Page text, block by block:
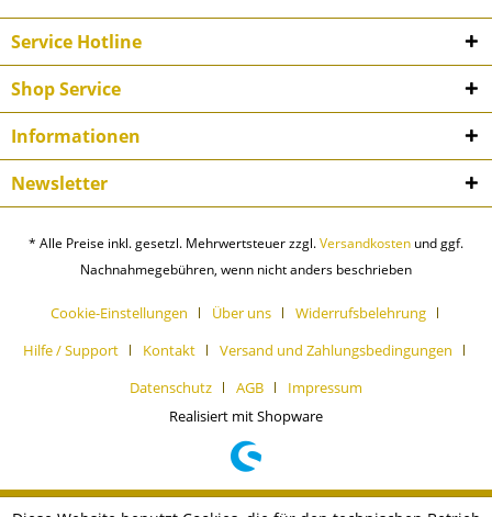
Service Hotline
Shop Service
Informationen
Newsletter
* Alle Preise inkl. gesetzl. Mehrwertsteuer zzgl.Versandkosten und ggf.
Nachnahmegebühren, wenn nicht anders beschrieben
Cookie-Einstellungen Über uns
Widerrufsbelehrung
Hilfe / Support
Kontakt
Versand und Zahlungsbedingungen
Datenschutz
AGB
Impressum
Realisiert mit Shopware